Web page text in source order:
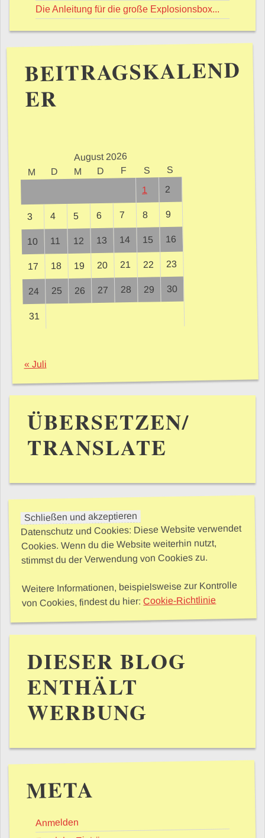
Die Anleitung für die große Explosionsbox...
BEITRAGSKALEND
ER
August 2026
M D M D F S S
1 2
3 4 5 6 7 8 9
10 11 12 13 14 15 16
17 18 19 20 21 22 23
24 25 26 27 28 29 30
31
« Juli
ÜBERSETZEN/
TRANSLATE
Datenschutz und Cookies: Diese Website verwendet
Cookies. Wenn du die Website weiterhin nutzt,
stimmst du der Verwendung von Cookies zu.
Weitere Informationen, beispielsweise zur Kontrolle
von Cookies, findest du hier:Cookie-Richtlinie
DIESER BLOG
ENTHÄLT
WERBUNG
META
Anmelden